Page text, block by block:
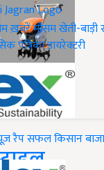
ख़बरेंमौसमखेती-बाड़ी
पत्रिकाडायरेक्टरी
रैपसफल किसान